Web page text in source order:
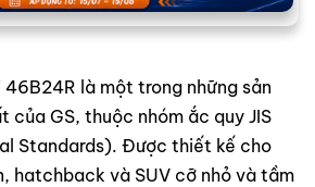
46B24R là một trong những sản
của GS, thuộc nhóm ắc quy JIS
Standards). Được thiết kế cho
hatchback và SUV cỡ nhỏ và tầm